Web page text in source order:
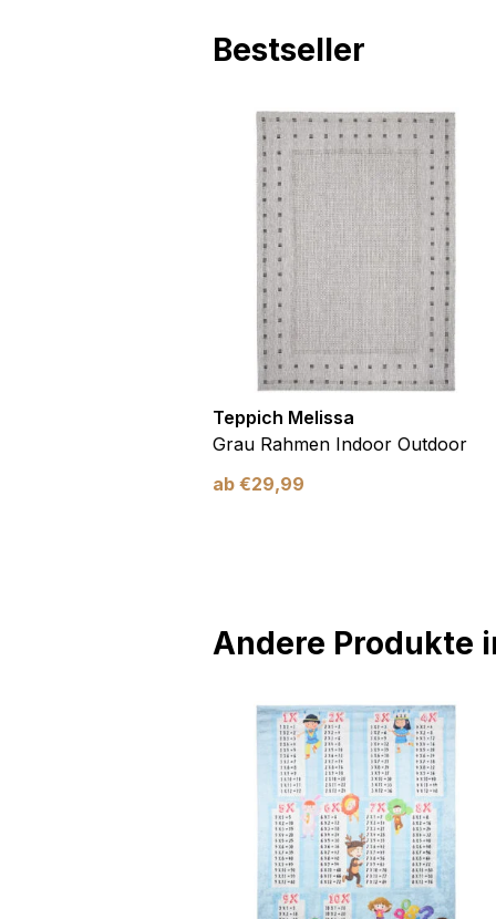
Bestseller
Teppich Melissa
Grau Rahmen Indoor Outdoor
ab €29,99
Andere Produkte
Andere nicht